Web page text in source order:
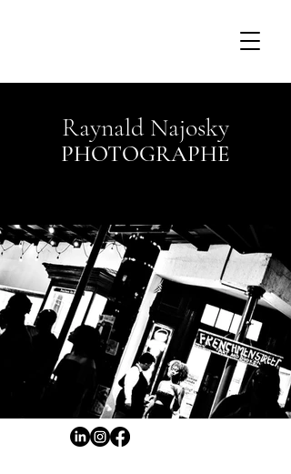
Raynald Najosky
PHOTOGRAPHE